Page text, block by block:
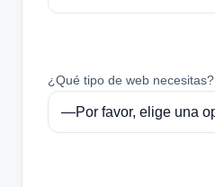
¿Qué tipo de web necesitas?